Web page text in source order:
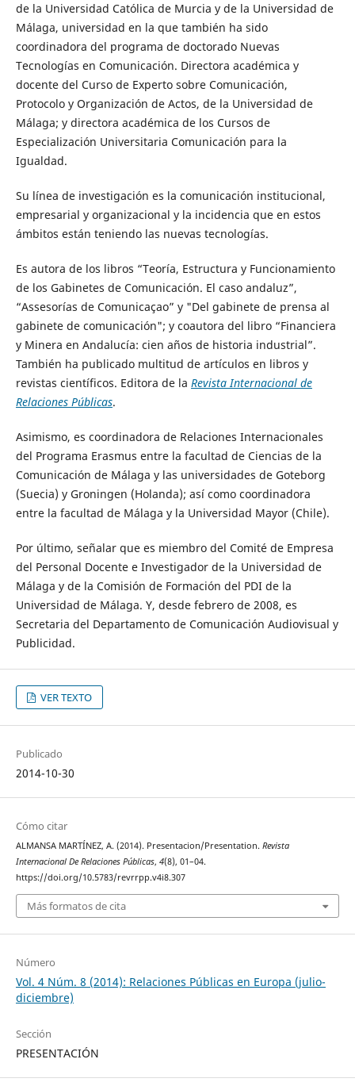
de la Universidad Católica de Murcia y de la Universidad de
Málaga, universidad en la que también ha sido
coordinadora del programa de doctorado Nuevas
Tecnologías en Comunicación. Directora académica y
docente del Curso de Experto sobre Comunicación,
Protocolo y Organización de Actos, de la Universidad de
Málaga; y directora académica de los Cursos de
Especialización Universitaria Comunicación para la
Igualdad.
Su línea de investigación es la comunicación institucional,
empresarial y organizacional y la incidencia que en estos
ámbitos están teniendo las nuevas tecnologías.
Es autora de los libros “Teoría, Estructura y Funcionamiento
de los Gabinetes de Comunicación. El caso andaluz”,
“Assesorías de Comunicaçao” y "Del gabinete de prensa al
gabinete de comunicación"; y coautora del libro “Financiera
y Minera en Andalucía: cien años de historia industrial”.
También ha publicado multitud de artículos en libros y
revistas científicos. Editora de la Revista Internacional de
Relaciones Públicas.
Asimismo, es coordinadora de Relaciones Internacionales
del Programa Erasmus entre la facultad de Ciencias de la
Comunicación de Málaga y las universidades de Goteborg
(Suecia) y Groningen (Holanda); así como coordinadora
entre la facultad de Málaga y la Universidad Mayor (Chile).
Por último, señalar que es miembro del Comité de Empresa
del Personal Docente e Investigador de la Universidad de
Málaga y de la Comisión de Formación del PDI de la
Universidad de Málaga. Y, desde febrero de 2008, es
Secretaria del Departamento de Comunicación Audiovisual y
Publicidad.
VER TEXTO
Publicado
2014-10-30
Cómo citar
ALMANSA MARTÍNEZ, A. (2014). Presentacion/Presentation. Revista
Internacional De Relaciones Públicas, 4(8), 01–04.
https://doi.org/10.5783/revrrpp.v4i8.307
Más formatos de cita
Número
Vol. 4 Núm. 8 (2014): Relaciones Públicas en Europa (julio-
diciembre)
Sección
PRESENTACIÓN